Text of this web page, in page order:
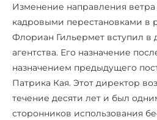
Изменение направления
кадровыми перестановками в
Флориан Гильермет вступил в
агентства. Его назначение
назначением предыдущего
Патрика Кая. Этот директор
течение десяти лет и был
сторонников использования